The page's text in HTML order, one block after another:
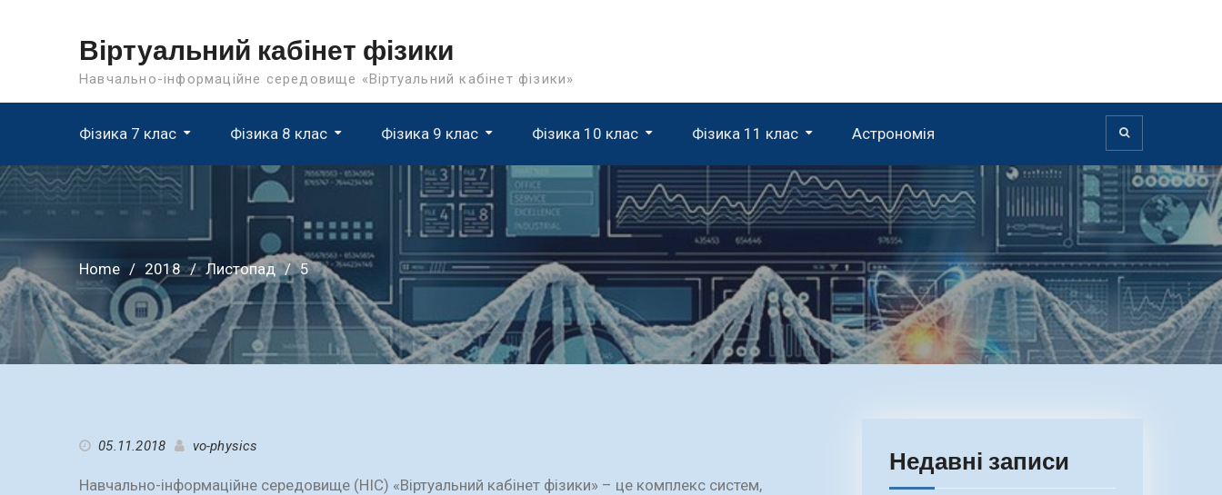
Віртуальний кабінет фізики
Навчально-інформаційне середовище «Віртуальний кабінет фізики»
Фізика 7 клас Фізика 8 клас Фізика 9 клас Фізика 10 клас Фізика 11 клас Астрономія
Home 2018 Листопад 5
05.11.2018 vo-physics
Навчально-інформаційне середовище (НІС) «Віртуальний кабінет фізики» – це комплекс систем,
Недавні записи